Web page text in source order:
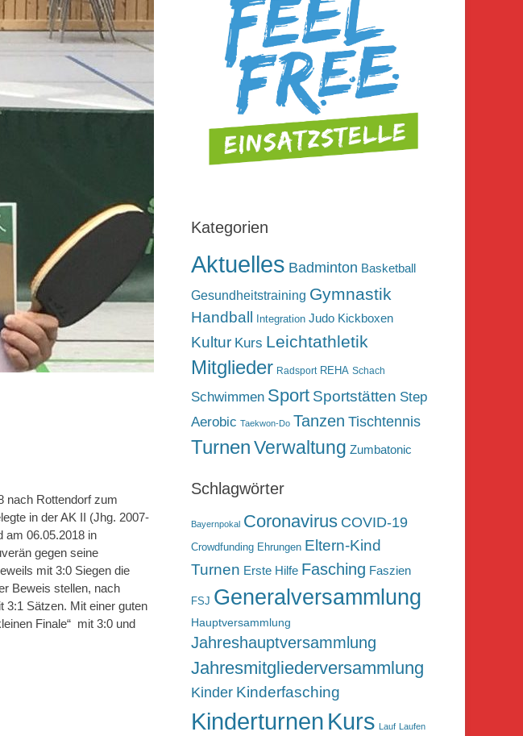
nach Rottendorf zum
in der AK II (Jhg. 2007-
am 06.05.2018 in
gegen seine
mit 3:0 Siegen die
Beweis stellen, nach
3:1 Sätzen. Mit einer guten
Finale“ mit 3:0 und
Kategorien
Aktuelles Badminton Basketball
Gesundheitstraining Gymnastik
Handball Integration Judo Kickboxen
Kultur Kurs Leichtathletik
Mitglieder Radsport REHA Schach
Schwimmen Sport Sportstätten Step
Aerobic Taekwon-Do Tanzen Tischtennis
TurnenVerwaltung Zumbatonic
Schlagwörter
Bayernpokal Coronavirus COVID-19
Crowdfunding Ehrungen Eltern-Kind
Turnen Erste Hilfe Fasching Faszien
FSJ Generalversammlung
Hauptversammlung
Jahreshauptversammlung
Jahresmitgliederversammlung
Kinder Kinderfasching
Kinderturnen Kurs Lauf Laufen